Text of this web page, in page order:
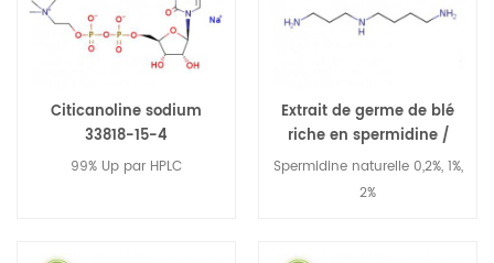
Citicanoline sodium
33818-15-4
99% Up par HPLC
Extrait de germe de blé
riche en spermidine /
Spermidine 124-20-9
Spermidine naturelle 0,2%, 1%,
2%